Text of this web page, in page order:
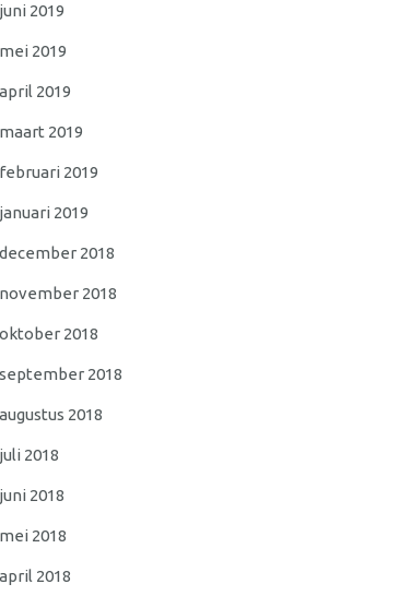
juni 2019
mei 2019
april 2019
maart 2019
februari 2019
januari 2019
december 2018
november 2018
oktober 2018
september 2018
augustus 2018
juli 2018
juni 2018
mei 2018
april 2018